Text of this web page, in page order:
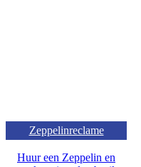
Zeppelinreclame
Huur een Zeppelin en